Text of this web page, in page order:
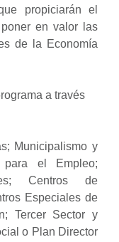
propiciarán el
en valor las
de la Economía
a través
Municipalismo y
para el Empleo;
Centros de
Especiales de
Tercer Sector y
o Plan Director